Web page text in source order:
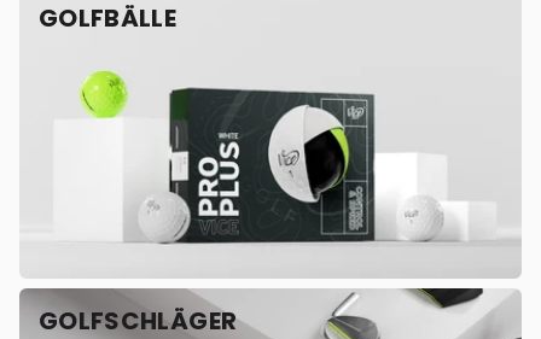
GOLFBÄLLE
GOLFSCHLÄGER